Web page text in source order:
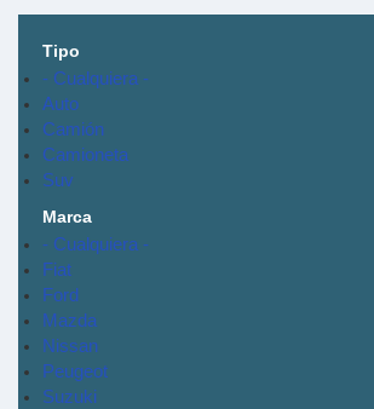
Tipo
- Cualquiera -
Auto
Camión
Camioneta
Suv
Marca
- Cualquiera -
Fiat
Ford
Mazda
Nissan
Peugeot
Suzuki